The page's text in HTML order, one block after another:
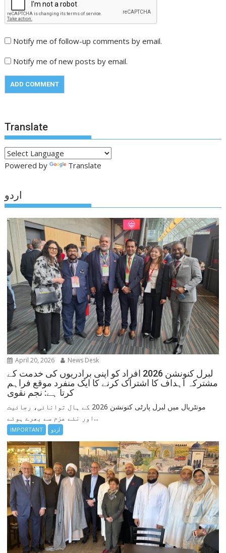
Notify me of follow-up comments by email.
Notify me of new posts by email.
Translate
Powered by Translate
اردو
April 20, 2026 News Desk
لبرل کنونشن 2026 افراد کو اپنی برادریوں کی خدمت کے
مشترکہ اہداف کا اشتراک کرنے کا ایک منفرد موقع فراہم
کرتا ہے: نجم نقوی
مونٹریال میں لبرل پارٹی کنونشن 2026 کے ہال توانائی، رجائیت
اور نئے عزم سے بھرے ہوئے...
IMPORTANT اردو